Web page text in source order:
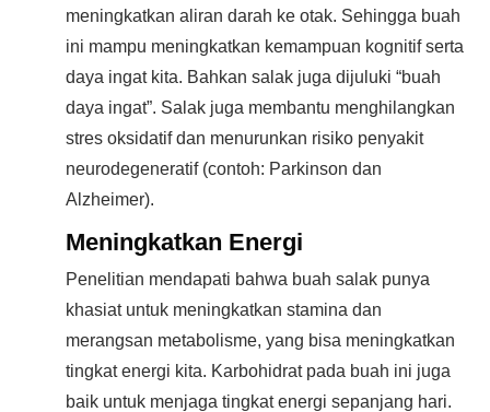
meningkatkan aliran darah ke otak. Sehingga buah
ini mampu meningkatkan kemampuan kognitif serta
daya ingat kita. Bahkan salak juga dijuluki “buah
daya ingat”. Salak juga membantu menghilangkan
stres oksidatif dan menurunkan risiko penyakit
neurodegeneratif (contoh: Parkinson dan
Alzheimer).
Meningkatkan Energi
Penelitian mendapati bahwa buah salak punya
khasiat untuk meningkatkan stamina dan
merangsan metabolisme, yang bisa meningkatkan
tingkat energi kita. Karbohidrat pada buah ini juga
baik untuk menjaga tingkat energi sepanjang hari.